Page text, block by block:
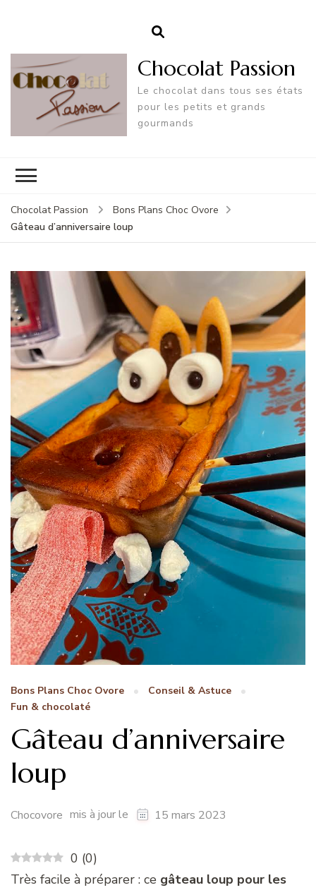
Chocolat Passion
Le chocolat dans tous ses états
pour les petits et grands
gourmands
Chocolat Passion
Bons Plans Choc Ovore
Gâteau d’anniversaire loup
Bons Plans Choc Ovore
Conseil & Astuce
Fun & chocolaté
Gâteau d’anniversaire
loup
Chocovore mis à jour le 15 mars 2023
0 (0)
Très facile à préparer : ce gâteau loup pour les